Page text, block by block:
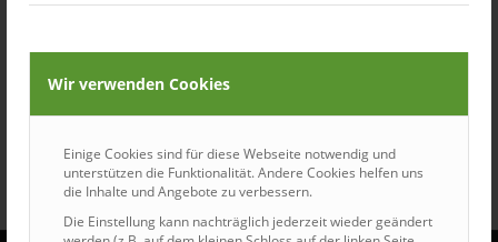
Wir verwenden Cookies
Einige Cookies sind für diese Webseite notwendig und
unterstützen die Funktionalität. Andere Cookies helfen uns
die Inhalte und Angebote zu verbessern.
Die Einstellung kann nachträglich jederzeit wieder geändert